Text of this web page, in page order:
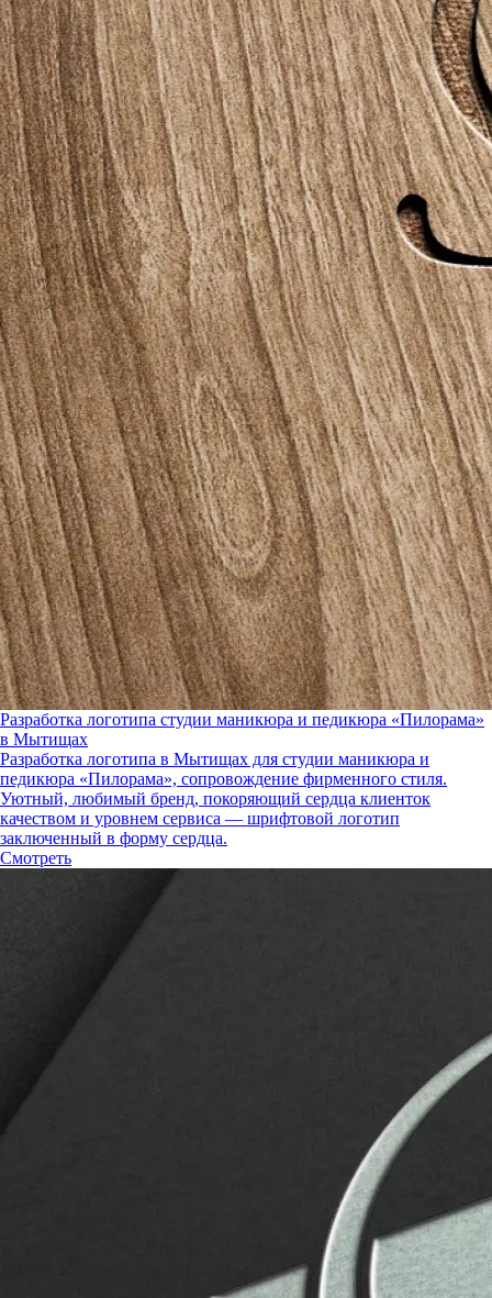
Разработка логотипа студии маникюра и педикюра «Пилорама»
в Мытищах
Разработка логотипа в Мытищах для студии маникюра и
педикюра «Пилорама», сопровождение фирменного стиля.
Уютный, любимый бренд, покоряющий сердца клиенток
качеством и уровнем сервиса — шрифтовой логотип
заключенный в форму сердца.
Смотреть